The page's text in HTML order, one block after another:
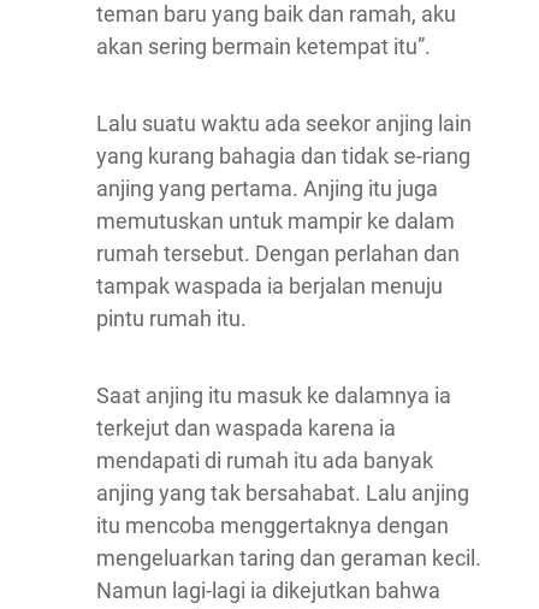
teman baru yang baik dan ramah, aku
akan sering bermain ketempat itu”.
Lalu suatu waktu ada seekor anjing lain
yang kurang bahagia dan tidak se-riang
anjing yang pertama. Anjing itu juga
memutuskan untuk mampir ke dalam
rumah tersebut. Dengan perlahan dan
tampak waspada ia berjalan menuju
pintu rumah itu.
Saat anjing itu masuk ke dalamnya ia
terkejut dan waspada karena ia
mendapati di rumah itu ada banyak
anjing yang tak bersahabat. Lalu anjing
itu mencoba menggertaknya dengan
mengeluarkan taring dan geraman kecil.
Namun lagi-lagi ia dikejutkan bahwa